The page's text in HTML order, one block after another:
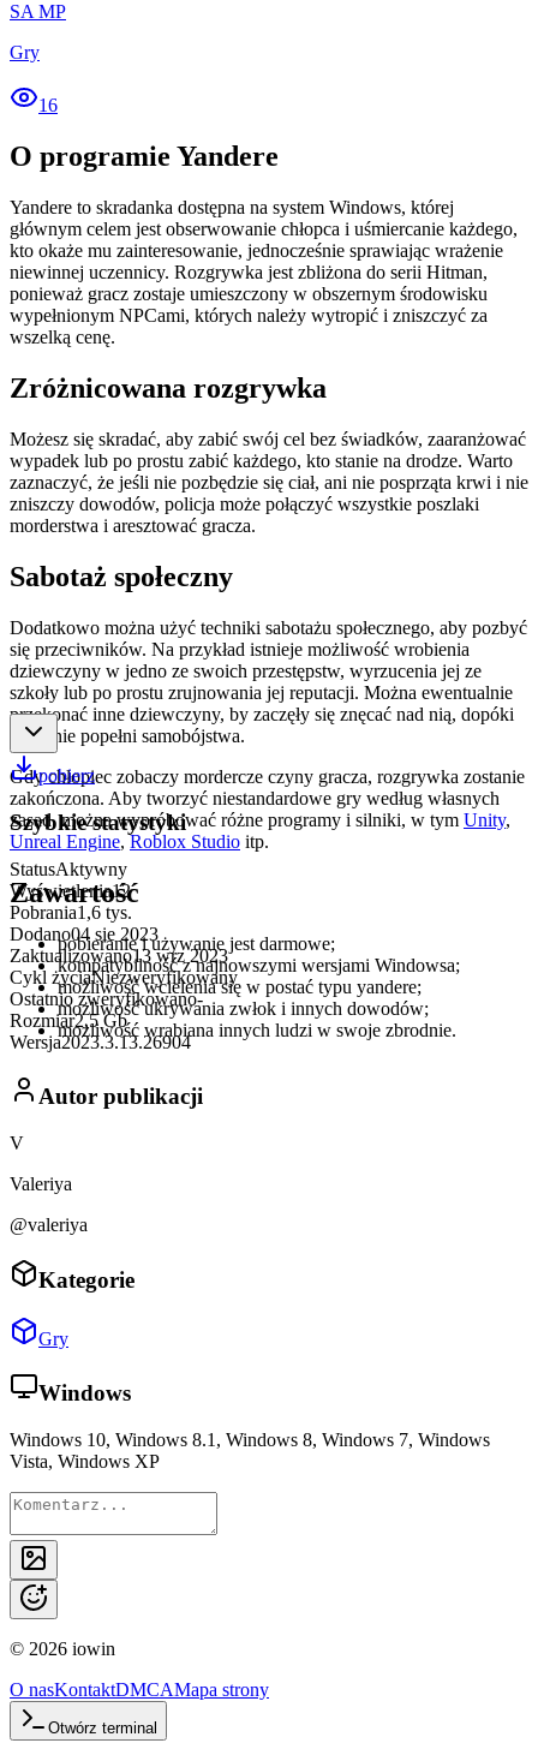
SA MP
Gry
16
O programie Yandere
Yandere to skradanka dostępna na system Windows, której
głównym celem jest obserwowanie chłopca i uśmiercanie każdego,
kto okaże mu zainteresowanie, jednocześnie sprawiając wrażenie
niewinnej uczennicy. Rozgrywka jest zbliżona do serii Hitman,
ponieważ gracz zostaje umieszczony w obszernym środowisku
wypełnionym NPCami, których należy wytropić i zniszczyć za
wszelką cenę.
Zróżnicowana rozgrywka
Możesz się skradać, aby zabić swój cel bez świadków, zaaranżować
wypadek lub po prostu zabić każdego, kto stanie na drodze. Warto
zaznaczyć, że jeśli nie pozbędzie się ciał, ani nie posprząta krwi i nie
zniszczy dowodów, policja może połączyć wszystkie poszlaki
morderstwa i aresztować gracza.
Sabotaż społeczny
Dodatkowo można użyć techniki sabotażu społecznego, aby pozbyć
się przeciwników. Na przykład istnieje możliwość wrobienia
dziewczyny w jedno ze swoich przestępstw, wyrzucenia jej ze
szkoły lub po prostu zrujnowania jej reputacji. Można ewentualnie
przekonać inne dziewczyny, by zaczęły się znęcać nad nią, dopóki
sama nie popełni samobójstwa.
Gdy chłopiec zobaczy mordercze czyny gracza, rozgrywka zostanie
zakończona. Aby tworzyć niestandardowe gry według własnych
zasad, można wypróbować różne programy i silniki, w tym Unity,
Unreal Engine,Roblox Studio itp.
Zawartość
pobieranie i używanie jest darmowe;
kompatybilność z najnowszymi wersjami Windowsa;
możliwość wcielenia się w postać typu yandere;
możliwość ukrywania zwłok i innych dowodów;
możliwość wrabiana innych ludzi w swoje zbrodnie.
pobierz
Szybkie statystyki
StatusAktywny
Wyświetlenia12
Pobrania1,6 tys.
Dodano04 sie 2023
Zaktualizowano13 wrz 2023
Cykl życiaNiezweryfikowany
Ostatnio zweryfikowano-
Rozmiar2,5 Gb
Wersja2023.3.13.26904
Autor publikacji
V
Valeriya
@valeriya
Kategorie
Gry
Windows
Windows 10, Windows 8.1, Windows 8, Windows 7, Windows
Vista, Windows XP
© 2026 iowin
O nasKontaktDMCAMapa strony
Otwórz terminal